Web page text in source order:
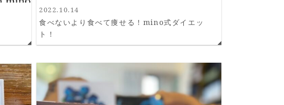
2022.10.14
食べないより食べて痩せる！mino式ダイエッ
ト！